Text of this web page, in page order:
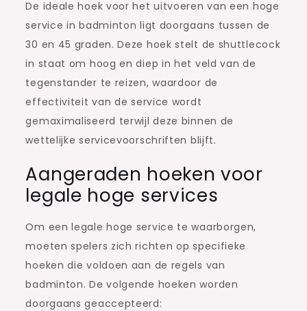
De ideale hoek voor het uitvoeren van een hoge
service in badminton ligt doorgaans tussen de
30 en 45 graden. Deze hoek stelt de shuttlecock
in staat om hoog en diep in het veld van de
tegenstander te reizen, waardoor de
effectiviteit van de service wordt
gemaximaliseerd terwijl deze binnen de
wettelijke servicevoorschriften blijft.
Aangeraden hoeken voor
legale hoge services
Om een legale hoge service te waarborgen,
moeten spelers zich richten op specifieke
hoeken die voldoen aan de regels van
badminton. De volgende hoeken worden
doorgaans geaccepteerd: